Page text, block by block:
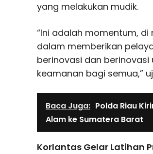
yang melakukan mudik.
“Ini adalah momentum,
dalam memberikan
berinovasi dan
keamanan bagi semua,”
Baca Juga: Polda Riau
Alam ke Sumatera Barat
Korlantas Gelar Latihan